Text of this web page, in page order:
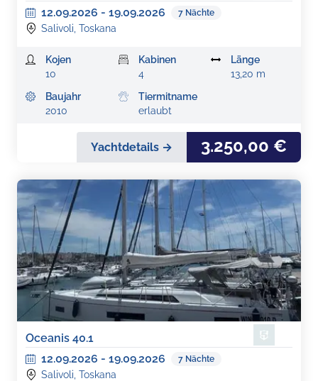
12.09.2026 - 19.09.2026 7 Nächte
Salivoli, Toskana
Kojen
10
Kabinen
4
Länge
13,20 m
Baujahr
2010
Tiermitname
erlaubt
Yachtdetails → 3.250,00 €
Oceanis 40.1
12.09.2026 - 19.09.2026 7 Nächte
Salivoli, Toskana